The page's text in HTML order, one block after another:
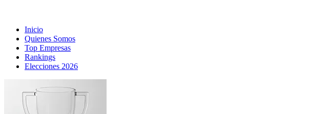
Inicio
Quienes Somos
Top Empresas
Rankings
Elecciones 2026